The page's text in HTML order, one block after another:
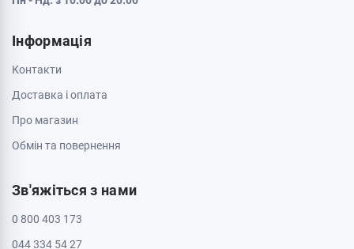
Інформація
Контакти
Доставка і оплата
Про магазин
Обмін та повернення
Зв'яжіться з нами
0 800 403 173
044 334 54 27